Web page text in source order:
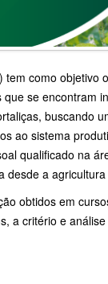
como objetivo
se encontram
buscando
ao sistema
qualificado na
a
obtidos em
a critério e